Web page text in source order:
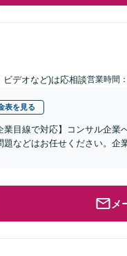
デオなど)は応相談営業時間
表を見る
目線で対応】コンサル企業
などはお任せください。企
メ